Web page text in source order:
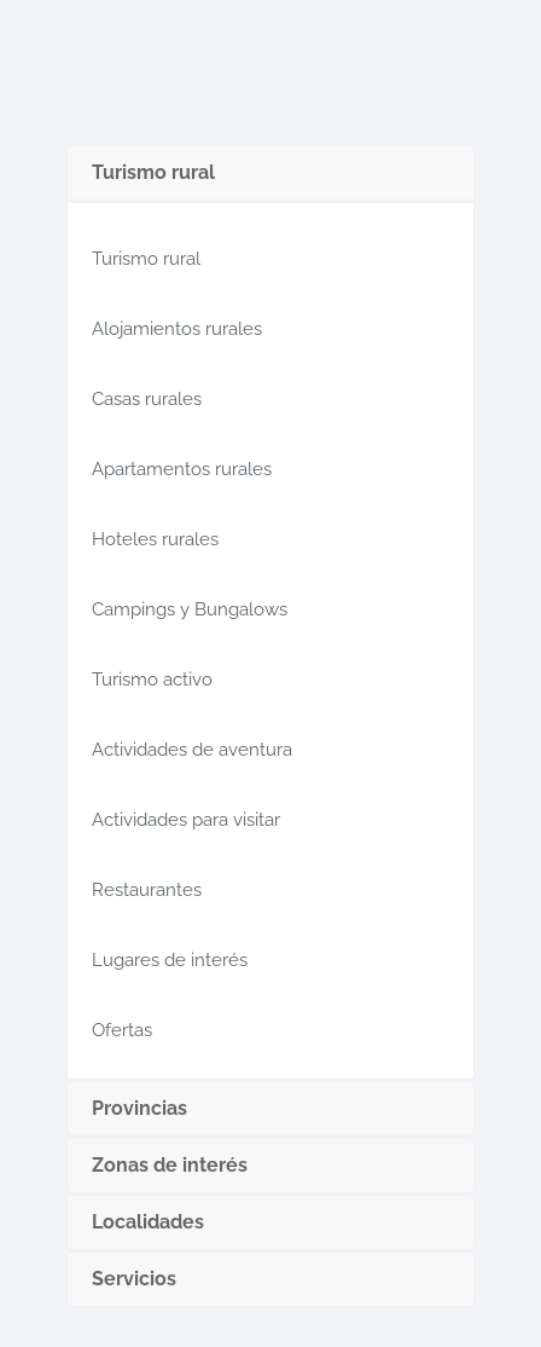
Turismo rural
Turismo rural
Alojamientos rurales
Casas rurales
Apartamentos rurales
Hoteles rurales
Campings y Bungalows
Turismo activo
Actividades de aventura
Actividades para visitar
Restaurantes
Lugares de interés
Ofertas
Provincias
Zonas de interés
Localidades
Servicios